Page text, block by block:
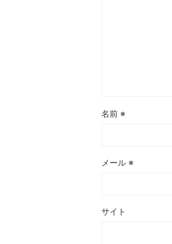
名前 ※
メール ※
サイト